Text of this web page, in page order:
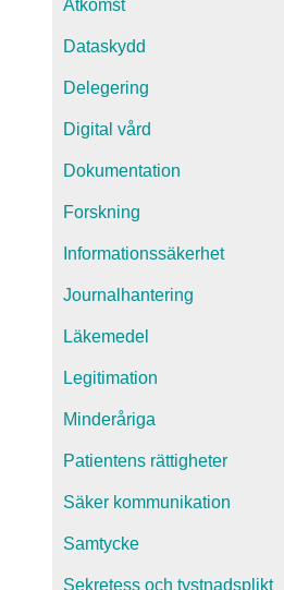
Åtkomst
Dataskydd
Delegering
Digital vård
Dokumentation
Forskning
Informationssäkerhet
Journalhantering
Läkemedel
Legitimation
Minderåriga
Patientens rättigheter
Säker kommunikation
Samtycke
Sekretess och tystnadsplikt